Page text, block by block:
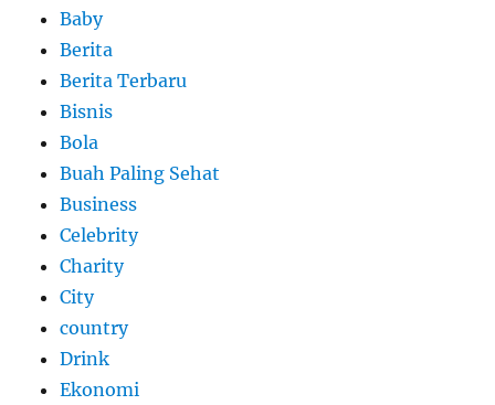
Baby
Berita
Berita Terbaru
Bisnis
Bola
Buah Paling Sehat
Business
Celebrity
Charity
City
country
Drink
Ekonomi